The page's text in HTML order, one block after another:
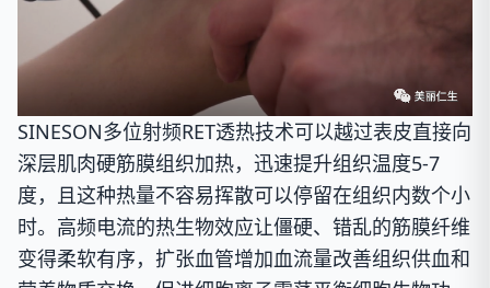
SINESON多位射频RET透热技术可以越过表皮直接向
深层肌肉硬筋膜组织加热，迅速提升组织温度5-7
度，且这种热量不容易挥散可以停留在组织内数个小
时。高频电流的热生物效应让僵硬、错乱的筋膜纤维
变得柔软有序，扩张血管增加血流量改善组织供血和